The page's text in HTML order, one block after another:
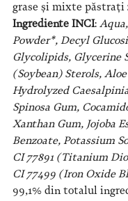
grase și mixte păstrați
Ingrediente INCI:
Powder*, Decyl
Glycolipids, Glycerine
(Soybean) Sterols,
Hydrolyzed
Spinosa Gum,
Xanthan Gum, Jojoba
Benzoate, Potassium
CI 77891 (Titanium
CI 77499 (Iron Oxide
99,1% din totalul